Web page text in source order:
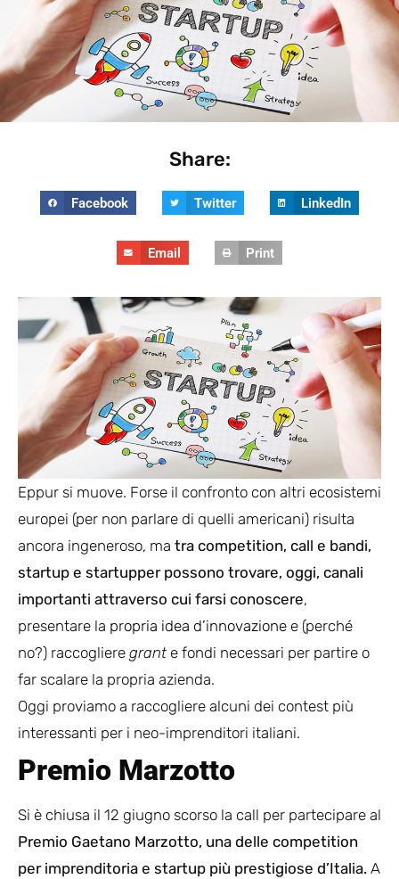
Share:
Facebook Twitter LinkedIn
Email Print
Eppur si muove. Forse il confronto con altri ecosistemi
europei (per non parlare di quelli americani) risulta
ancora ingeneroso, ma tra competition, call e bandi,
startup e startupper possono trovare, oggi, canali
importanti attraverso cui farsi conoscere,
presentare la propria idea d’innovazione e (perché
no?) raccogliere grante fondi necessari per partire o
far scalare la propria azienda.
Oggi proviamo a raccogliere alcuni dei contest più
interessanti per i neo-imprenditori italiani.
Premio Marzotto
Si è chiusa il 12 giugno scorso la call per partecipare al
Premio Gaetano Marzotto, una delle competition
per imprenditoria e startup più prestigiose d’Italia. A